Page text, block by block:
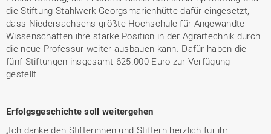
die Stiftung Stahlwerk Georgsmarienhütte dafür eingesetzt,
dass Niedersachsens größte Hochschule für Angewandte
Wissenschaften ihre starke Position in der Agrartechnik durch
die neue Professur weiter ausbauen kann. Dafür haben die
fünf Stiftungen insgesamt 625.000 Euro zur Verfügung
gestellt.
Erfolgsgeschichte soll weitergehen
„Ich danke den Stifterinnen und Stiftern herzlich für ihr